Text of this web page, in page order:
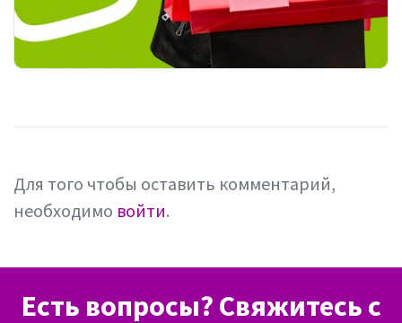
Для того чтобы оставить комментарий,
необходимо войти.
Есть вопросы? Свяжитесь с